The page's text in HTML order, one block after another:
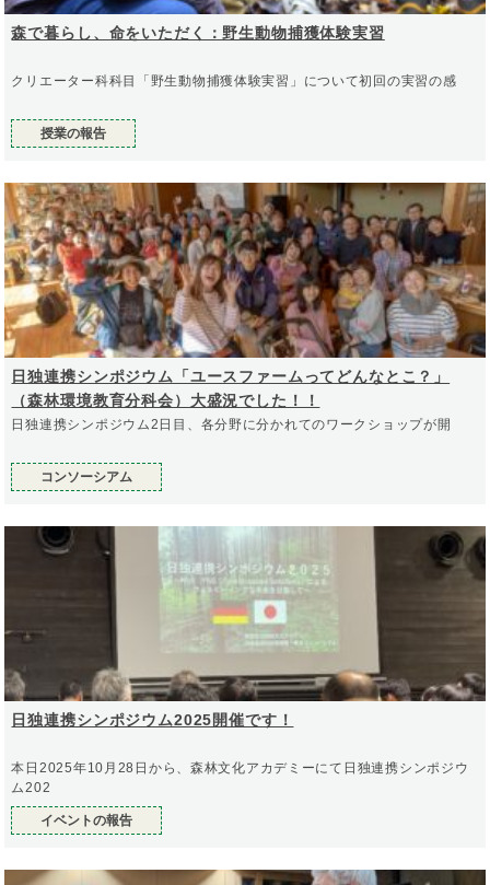
森で暮らし、命をいただく：野生動物捕獲体験実習
クリエーター科科目「野生動物捕獲体験実習」について初回の実習の感
授業の報告
日独連携シンポジウム「ユースファームってどんなとこ？」
（森林環境教育分科会）大盛況でした！！
日独連携シンポジウム2日目、各分野に分かれてのワークショップが開
コンソーシアム
日独連携シンポジウム2025開催です！
本日2025年10月28日から、森林文化アカデミーにて日独連携シンポジウ
ム202
イベントの報告